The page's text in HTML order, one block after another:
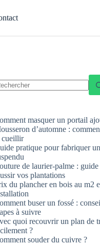
masquer un portail
d’automne :
cueillir
pratique pour fabriquer
de laurier-palme :
vos plantations
du plancher en bois au m2
buser un fossé :
à suivre
quoi recouvrir un plan de
?
souder du cuivre ?